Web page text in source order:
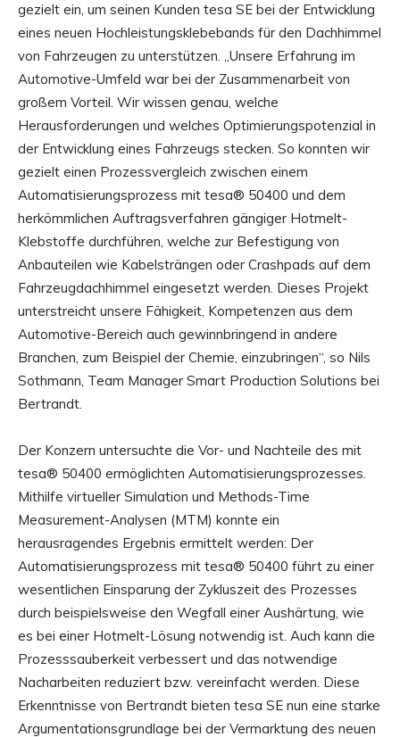
gezielt ein, um seinen Kunden tesa SE bei der Entwicklung
eines neuen Hochleistungsklebebands für den Dachhimmel
von Fahrzeugen zu unterstützen. „Unsere Erfahrung im
Automotive-Umfeld war bei der Zusammenarbeit von
großem Vorteil. Wir wissen genau, welche
Herausforderungen und welches Optimierungspotenzial in
der Entwicklung eines Fahrzeugs stecken. So konnten wir
gezielt einen Prozessvergleich zwischen einem
Automatisierungsprozess mit tesa® 50400 und dem
herkömmlichen Auftragsverfahren gängiger Hotmelt-
Klebstoffe durchführen, welche zur Befestigung von
Anbauteilen wie Kabelsträngen oder Crashpads auf dem
Fahrzeugdachhimmel eingesetzt werden. Dieses Projekt
unterstreicht unsere Fähigkeit, Kompetenzen aus dem
Automotive-Bereich auch gewinnbringend in andere
Branchen, zum Beispiel der Chemie, einzubringen“, so Nils
Sothmann, Team Manager Smart Production Solutions bei
Bertrandt.
Der Konzern untersuchte die Vor- und Nachteile des mit
tesa® 50400 ermöglichten Automatisierungsprozesses.
Mithilfe virtueller Simulation und Methods-Time
Measurement-Analysen (MTM) konnte ein
herausragendes Ergebnis ermittelt werden: Der
Automatisierungsprozess mit tesa® 50400 führt zu einer
wesentlichen Einsparung der Zykluszeit des Prozesses
durch beispielsweise den Wegfall einer Aushärtung, wie
es bei einer Hotmelt-Lösung notwendig ist. Auch kann die
Prozesssauberkeit verbessert und das notwendige
Nacharbeiten reduziert bzw. vereinfacht werden. Diese
Erkenntnisse von Bertrandt bieten tesa SE nun eine starke
Argumentationsgrundlage bei der Vermarktung des neuen